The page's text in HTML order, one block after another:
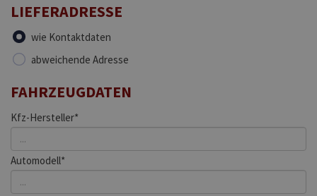
LIEFERADRESSE
wie Kontaktdaten
abweichende Adresse
FAHRZEUGDATEN
Kfz-Hersteller*
Automodell*